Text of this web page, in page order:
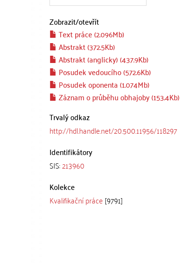
Zobrazit/otevřít
Text práce (2.096Mb)
Abstrakt (372.5Kb)
Abstrakt (anglicky) (437.9Kb)
Posudek vedoucího (572.6Kb)
Posudek oponenta (1.074Mb)
Záznam o průběhu obhajoby (153.4Kb)
Trvalý odkaz
http://hdl.handle.net/20.500.11956/118297
Identifikátory
SIS:213960
Kolekce
Kvalifikační práce [9791]